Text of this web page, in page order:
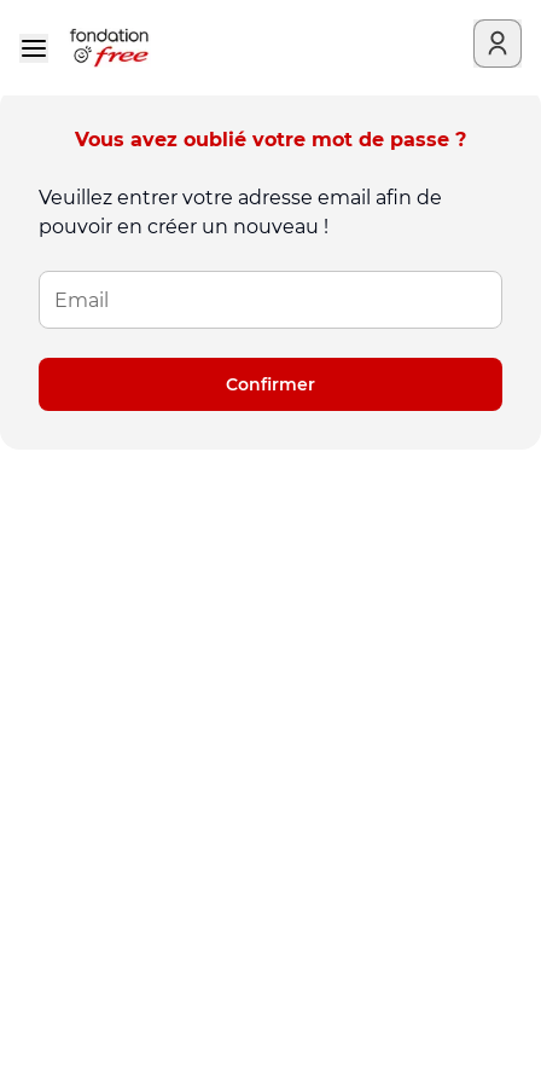
Vous avez oublié votre mot de passe ?
Veuillez entrer votre adresse email afin de
pouvoir en créer un nouveau !
Confirmer